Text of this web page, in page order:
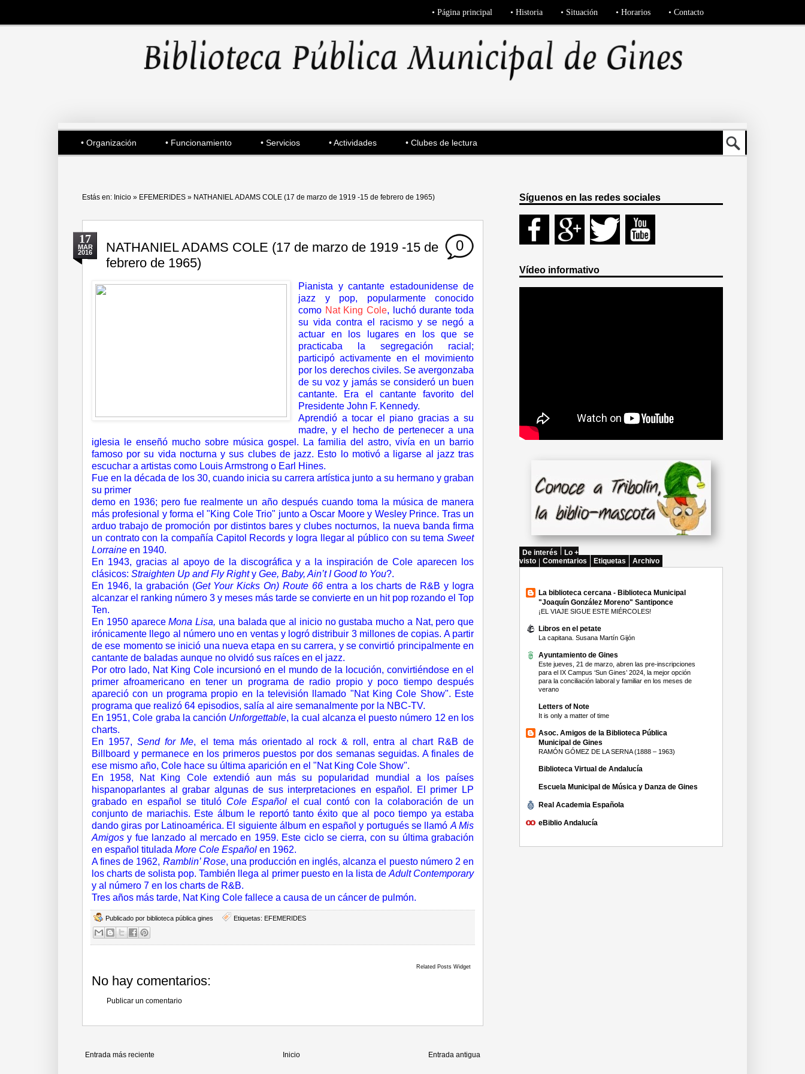
• Página principal • Historia • Situación • Horarios • Contacto
• Organización • Funcionamiento • Servicios • Actividades • Clubes de lectura
Estás en: Inicio » EFEMERIDES » NATHANIEL ADAMS COLE (17 de marzo de 1919 -15 de febrero de 1965)
17
MAR
2016 0
NATHANIEL ADAMS COLE (17 de marzo de 1919 -15 de
febrero de 1965)
Pianista y cantante estadounidense de
jazz y pop, popularmente conocido
como Nat King Cole, luchó durante toda
su vida contra el racismo y se negó a
actuar en los lugares en los que se
practicaba la segregación racial;
participó activamente en el movimiento
por los derechos civiles. Se avergonzaba
de su voz y jamás se consideró un buen
cantante.
Era el cantante favorito del
Presidente John F. Kennedy.
Aprendió a tocar el piano gracias a su
madre, y el hecho de pertenecer a una
iglesia le enseñó mucho sobre música gospel. La familia del astro, vivía en un barrio
famoso por su vida nocturna y sus clubes de jazz. Esto lo motivó a ligarse al jazz tras
escuchar a artistas como Louis Armstrong o Earl Hines.
Fue en la década de los 30, cuando inicia su carrera artística junto a su hermano y graban
su primer
demo en 1936; pero fue realmente un año después cuando toma la música de manera
más profesional y forma el"King Cole Trio" junto a Oscar Moore y Wesley Prince. Tras un
arduo trabajo de promoción por distintos bares y clubes nocturnos, la nueva banda firma
un contrato con la compañía Capitol Records y logra llegar al público con su tema Sweet
Lorraine en 1940.
En 1943, gracias al apoyo de la discográfica y a la inspiración de Cole aparecen los
clásicos: Straighten Up and Fly Righty Gee, Baby, Ain’t I Good to You?.
En 1946, la grabación (Get Your Kicks On) Route 66entra a los charts de R&B y logra
alcanzar el ranking número 3 y meses más tarde se convierte en un hit pop rozando el Top
Ten.
En 1950 apareceMona Lisa, una balada que al inicio no gustaba mucho a Nat, pero que
irónicamente llego al número uno en ventas y logró distribuir 3 millones de copias. A partir
de ese momento se inició una nueva etapa en su carrera, y se convirtió principalmente en
cantante de baladas aunque no olvidó sus raíces en el jazz.
Por otro lado, Nat King Cole incursionó en el mundo de la locución, convirtiéndose en el
primer afroamericano en tener un programa de radio propio y poco tiempo después
apareció con un programa propio en la televisión llamado "Nat King Cole Show". Este
programa que realizó 64 episodios, salía al aire semanalmente por la NBC-TV.
En 1951, Cole graba la canción Unforgettable, la cual alcanza el puesto número 12 en los
charts.
En 1957, Send for Me, el tema más orientado al rock & roll, entra al chart R&B de
Billboard y permanece en los primeros puestos por dos semanas seguidas. A finales de
ese mismo año, Cole hace su última aparición en el "Nat King Cole Show".
En 1958, Nat King Cole extendió aun más su popularidad mundial a los países
hispanoparlantes al grabar algunas de sus interpretaciones en español. El primer LP
grabado en español se tituló Cole Españolel cual contó con la colaboración de un
conjunto de mariachis. Este álbum le reportó tanto éxito que al poco tiempo ya estaba
dando giras por Latinoamérica. El siguiente álbum en español y portugués se llamó A Mis
Amigos y fue lanzado al mercado en 1959. Este ciclo se cierra, con su última grabación
en español titulada More Cole Español en 1962.
A fines de 1962, Ramblin’ Rose, una producción en inglés, alcanza el puesto número 2 en
los charts de solista pop. También llega al primer puesto en la lista de Adult Contemporary
y al número 7 en los charts de R&B.
Tres años más tarde, Nat King Cole fallece a causa de un cáncer de pulmón.
Publicado por biblioteca pública gines Etiquetas: EFEMERIDES
Related Posts Widget
No hay comentarios:
Publicar un comentario
Entrada más reciente Entrada antigua
Inicio
Síguenos en las redes sociales
Vídeo informativo
De interés
Lo +
visto
Comentarios Etiquetas Archivo
La biblioteca cercana - Biblioteca Municipal
"Joaquín González Moreno" Santiponce
¡EL VIAJE SIGUE ESTE MIÉRCOLES!
Libros en el petate
La capitana. Susana Martín Gijón
Ayuntamiento de Gines
Este jueves, 21 de marzo, abren las pre-inscripciones
para el IX Campus ‘Sun Gines’ 2024, la mejor opción
para la conciliación laboral y familiar en los meses de
verano
Letters of Note
It is only a matter of time
Asoc. Amigos de la Biblioteca Pública
Municipal de Gines
RAMÓN GÓMEZ DE LA SERNA (1888 – 1963)
Biblioteca Virtual de Andalucía
Escuela Municipal de Música y Danza de Gines
Real Academia Española
eBiblio Andalucía